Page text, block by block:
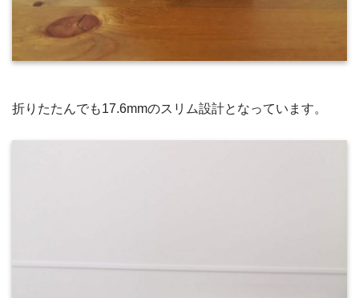
折りたたんでも17.6mmのスリム設計となっています。